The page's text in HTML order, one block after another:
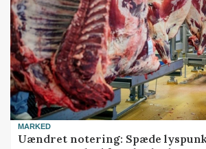
MARKED
Uændret notering: Spæde